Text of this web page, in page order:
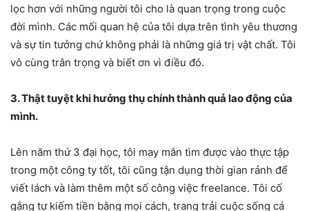
lọc hơn với những người tôi cho là quan trọng trong cuộc
đời mình. Các mối quan hệ của tôi dựa trên tình yêu thương
và sự tin tưởng chứ không phải là những giá trị vật chất. Tôi
vô cùng trân trọng và biết ơn vì điều đó.
3. Thật tuyệt khi hưởng thụ chính thành quả lao động của
mình.
Lên năm thứ 3 đại học, tôi may mắn tìm được vào thực tập
trong một công ty tốt, tôi cũng tận dụng thời gian rảnh để
viết lách và làm thêm một số công việc freelance. Tôi cố
gắng tự kiếm tiền bằng mọi cách, trang trải cuộc sống cá